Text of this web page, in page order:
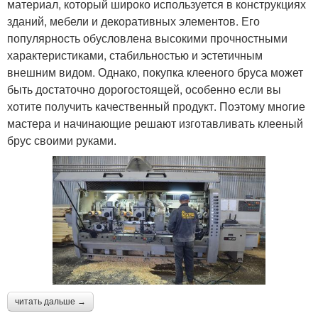
материал, который широко используется в конструкциях
зданий, мебели и декоративных элементов. Его
популярность обусловлена высокими прочностными
характеристиками, стабильностью и эстетичным
внешним видом. Однако, покупка клееного бруса может
быть достаточно дорогостоящей, особенно если вы
хотите получить качественный продукт. Поэтому многие
мастера и начинающие решают изготавливать клееный
брус своими руками.
читать дальше →